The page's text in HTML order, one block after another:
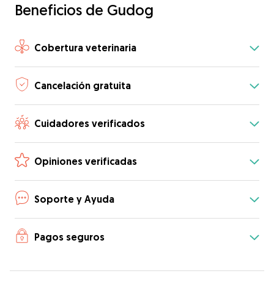
Beneficios de Gudog
Cobertura veterinaria
Cancelación gratuita
Cuidadores verificados
Opiniones verificadas
Soporte y Ayuda
Pagos seguros